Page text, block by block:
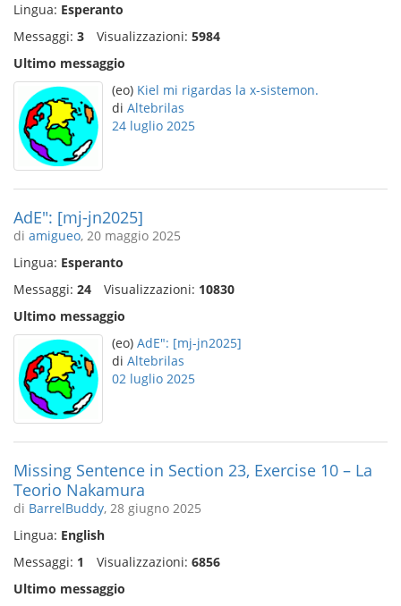
Lingua: Esperanto
Messaggi: 3 Visualizzazioni: 5984
Ultimo messaggio
(eo) Kiel mi rigardas la x-sistemon.
di Altebrilas
24 luglio 2025
AdE": [mj-jn2025]
di amigueo, 20 maggio 2025
Lingua: Esperanto
Messaggi: 24 Visualizzazioni: 10830
Ultimo messaggio
(eo) AdE": [mj-jn2025]
di Altebrilas
02 luglio 2025
Missing Sentence in Section 23, Exercise 10 – La
Teorio Nakamura
di BarrelBuddy, 28 giugno 2025
Lingua: English
Messaggi: 1 Visualizzazioni: 6856
Ultimo messaggio